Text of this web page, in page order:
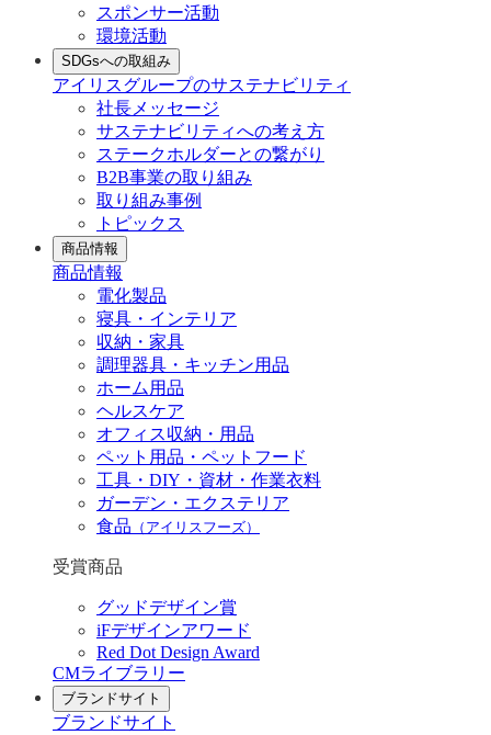
スポンサー活動
環境活動
SDGsへの取組み
アイリスグループのサステナビリティ
社長メッセージ
サステナビリティへの考え方
ステークホルダーとの繋がり
B2B事業の取り組み
取り組み事例
トピックス
商品情報
商品情報
電化製品
寝具・インテリア
収納・家具
調理器具・キッチン用品
ホーム用品
ヘルスケア
オフィス収納・用品
ペット用品・ペットフード
工具・DIY・資材・作業衣料
ガーデン・エクステリア
食品 （アイリスフーズ）
受賞商品
グッドデザイン賞
iFデザインアワード
Red Dot Design Award
CMライブラリー
ブランドサイト
ブランドサイト